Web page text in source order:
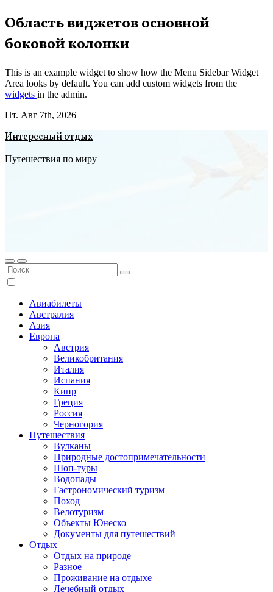
Перейти
к
содержимому
Область виджетов основной
боковой колонки
This is an example widget to show how the Menu Sidebar Widget
Area looks by default. You can add custom widgets from the
widgets in the admin.
Пт. Авг 7th, 2026
Интересный отдых
Путешествия по миру
Авиабилеты
Австралия
Азия
Европа
Австрия
Великобритания
Италия
Испания
Кипр
Греция
Россия
Черногория
Путешествия
Вулканы
Природные достопримечательности
Шоп-туры
Водопады
Гастрономический туризм
Поход
Велотуризм
Объекты Юнеско
Документы для путешествий
Отдых
Отдых на природе
Разное
Проживание на отдыхе
Лечебный отдых